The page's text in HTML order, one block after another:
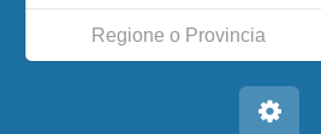
Regione o Provincia